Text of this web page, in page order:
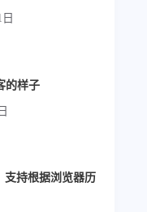
的样子
支持根据浏览器历